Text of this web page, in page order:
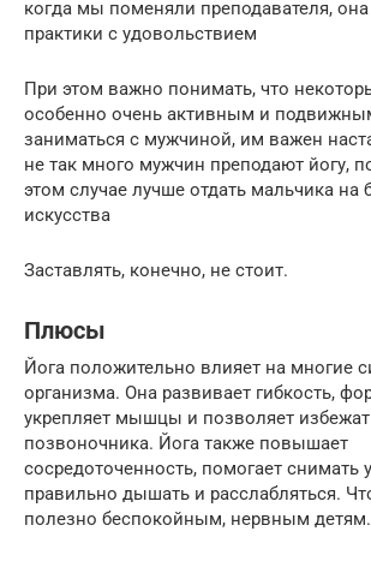
когда мы поменяли преподавателя, она
практики с удовольствием
При этом важно понимать, что
особенно очень активным и
заниматься с мужчиной, им важен
не так много мужчин преподают йогу,
этом случае лучше отдать мальчика на
искусства
Заставлять, конечно, не стоит.
Плюсы
Йога положительно влияет на многие
организма. Она развивает гибкость,
укрепляет мышцы и позволяет
позвоночника. Йога также повышает
сосредоточенность, помогает снимать
правильно дышать и расслабляться.
полезно беспокойным, нервным детям.